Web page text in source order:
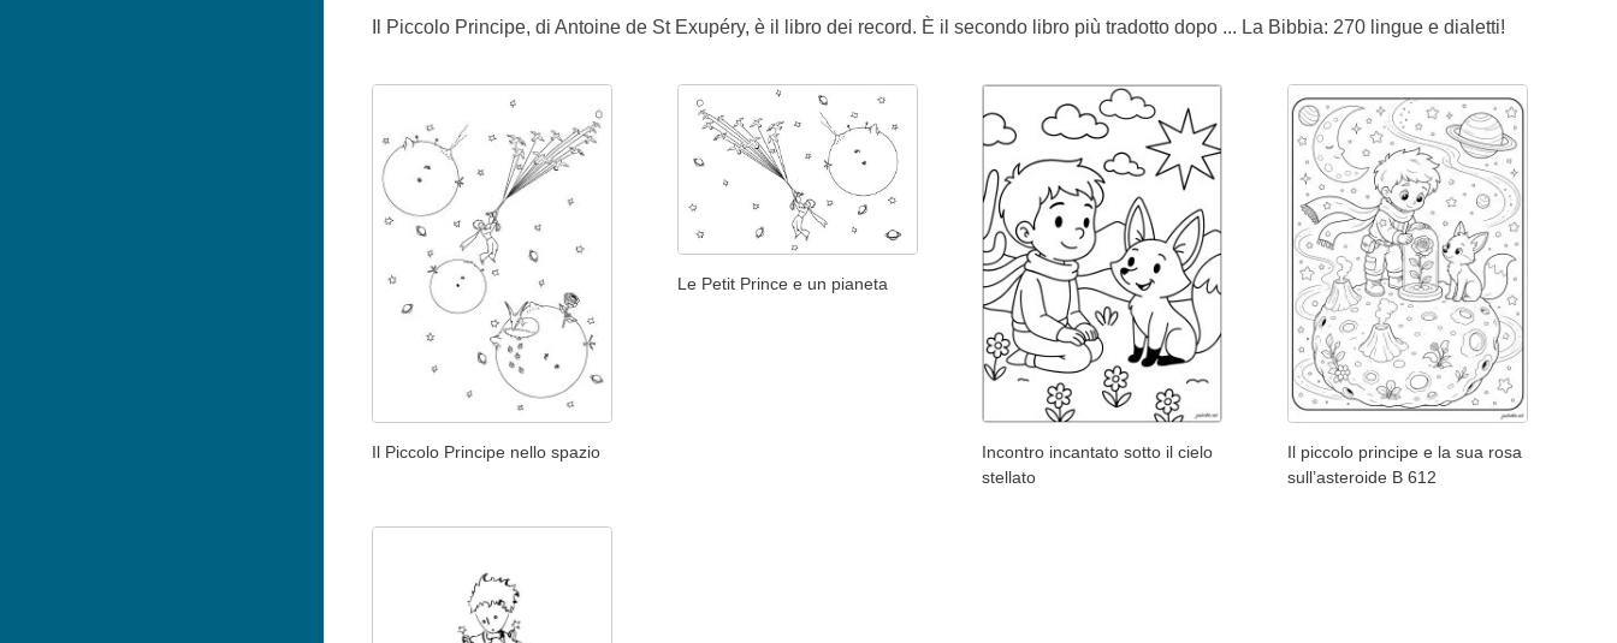
Il Piccolo Principe, di Antoine de St Exupéry, è il libro dei record. È il secondo libro più tradotto dopo ... La Bibbia: 270 lingue e dialetti!
Il Piccolo Principe nello spazio
Le Petit Prince e un pianeta
Incontro incantato sotto il cielo
stellato
Il piccolo principe e la sua rosa
sull’asteroide B 612